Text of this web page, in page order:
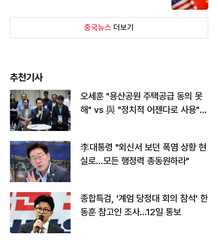
중국뉴스 더보기
추천기사
오세훈 "용산공원 주택공급 동의 못
해" vs 與 "정치적 어젠다로 사용"
李대통령 "외신서 보던 폭염 상황 현
실로…모든 행정력 총동원하라"
종합특검, '계엄 당정대 회의 참석' 한
동훈 참고인 조사...12일 통보